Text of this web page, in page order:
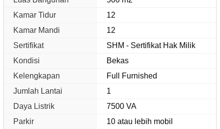
Kamar Tidur
12
Kamar Mandi
12
Sertifikat
SHM - Sertifikat Hak Milik
Kondisi
Bekas
Kelengkapan
Full Furnished
Jumlah Lantai
1
Daya Listrik
7500 VA
Parkir
10 atau lebih mobil